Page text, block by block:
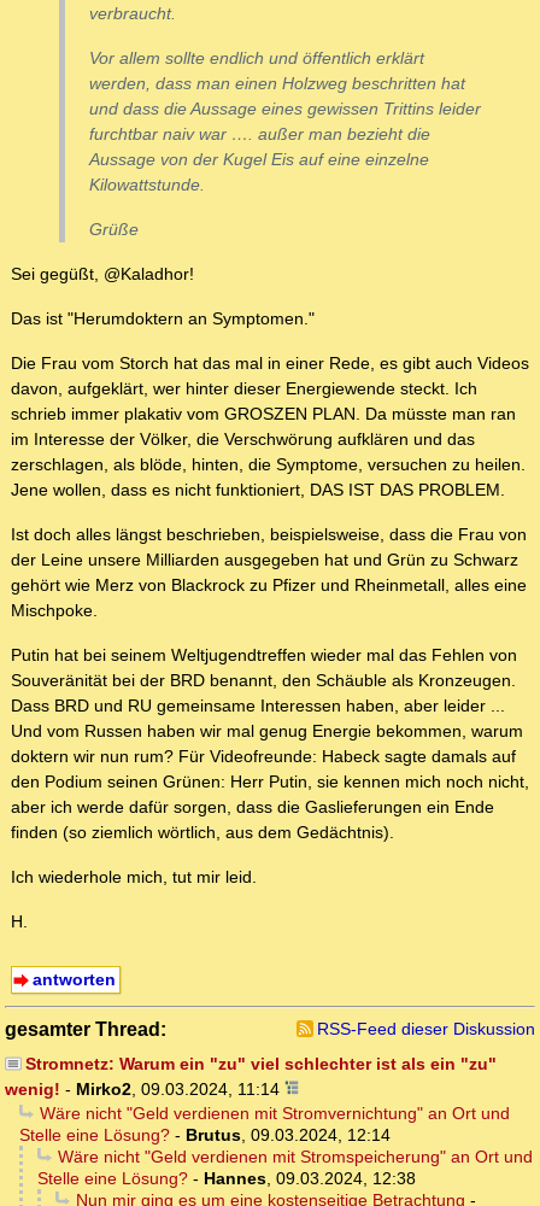
verbraucht.
Vor allem sollte endlich und öffentlich erklärt
werden, dass man einen Holzweg beschritten hat
und dass die Aussage eines gewissen Trittins leider
furchtbar naiv war …. außer man bezieht die
Aussage von der Kugel Eis auf eine einzelne
Kilowattstunde.
Grüße
Sei gegüßt, @Kaladhor!
Das ist "Herumdoktern an Symptomen."
Die Frau vom Storch hat das mal in einer Rede, es gibt auch Videos
davon, aufgeklärt, wer hinter dieser Energiewende steckt. Ich
schrieb immer plakativ vom GROSZEN PLAN. Da müsste man ran
im Interesse der Völker, die Verschwörung aufklären und das
zerschlagen, als blöde, hinten, die Symptome, versuchen zu heilen.
Jene wollen, dass es nicht funktioniert, DAS IST DAS PROBLEM.
Ist doch alles längst beschrieben, beispielsweise, dass die Frau von
der Leine unsere Milliarden ausgegeben hat und Grün zu Schwarz
gehört wie Merz von Blackrock zu Pfizer und Rheinmetall, alles eine
Mischpoke.
Putin hat bei seinem Weltjugendtreffen wieder mal das Fehlen von
Souveränität bei der BRD benannt, den Schäuble als Kronzeugen.
Dass BRD und RU gemeinsame Interessen haben, aber leider ...
Und vom Russen haben wir mal genug Energie bekommen, warum
doktern wir nun rum? Für Videofreunde: Habeck sagte damals auf
den Podium seinen Grünen: Herr Putin, sie kennen mich noch nicht,
aber ich werde dafür sorgen, dass die Gaslieferungen ein Ende
finden (so ziemlich wörtlich, aus dem Gedächtnis).
Ich wiederhole mich, tut mir leid.
H.
antworten
gesamter Thread:
RSS-Feed dieser Diskussion
Stromnetz: Warum ein "zu" viel schlechter ist als ein "zu"
wenig! - Mirko2, 09.03.2024, 11:14
Wäre nicht "Geld verdienen mit Stromvernichtung" an Ort und
Stelle eine Lösung? - Brutus, 09.03.2024, 12:14
Wäre nicht "Geld verdienen mit Stromspeicherung" an Ort und
Stelle eine Lösung? - Hannes, 09.03.2024, 12:38
Nun mir ging es um eine kostenseitige Betrachtung -